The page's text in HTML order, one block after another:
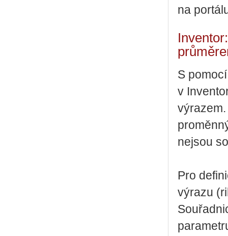
na
S
v
nejsou
Pro
výrazu